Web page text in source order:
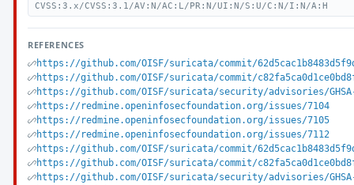
CVSS:3.x/CVSS:3.1/AV:N/AC:L/PR:N/UI:N/S:U/C:N/I:N/A:H
REFERENCES
https://github.com/OISF/suricata/commit/
https://github.com/OISF/suricata/commit/
https://github.com/OISF/suricata/security/advisories/GHSA-
https://redmine.openinfosecfoundation.org/issues/7104
https://redmine.openinfosecfoundation.org/issues/7105
https://redmine.openinfosecfoundation.org/issues/7112
https://github.com/OISF/suricata/commit/
https://github.com/OISF/suricata/commit/
https://github.com/OISF/suricata/security/advisories/GHSA-